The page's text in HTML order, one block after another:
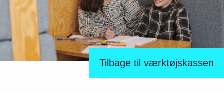
Tilbage til værktøjskassen